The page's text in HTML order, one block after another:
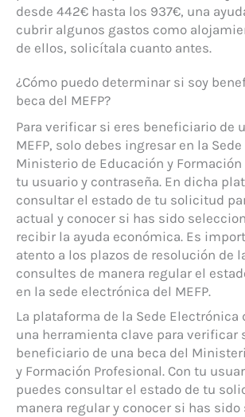
desde 442€ hasta los 937€, una
cubrir algunos gastos como
de ellos, solicítala cuanto antes.
¿Cómo puedo determinar si soy
beca del MEFP?
Para verificar si eres beneficiario de
MEFP, solo debes ingresar en la
Ministerio de Educación y
tu usuario y contraseña. En dicha
consultar el estado de tu solicitud
actual y conocer si has sido
recibir la ayuda económica. Es
atento a los plazos de resolución de
consultes de manera regular el
en la sede electrónica del MEFP.
La plataforma de la Sede Electrónica
una herramienta clave para verificar
beneficiario de una beca del
y Formación Profesional. Con tu
puedes consultar el estado de tu
manera regular y conocer si has